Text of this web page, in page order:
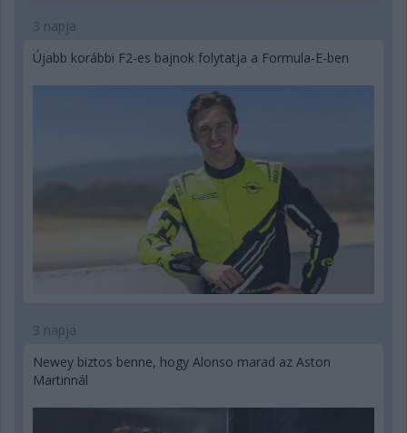
3 napja
Újabb korábbi F2-es bajnok folytatja a Formula-E-ben
3 napja
Newey biztos benne, hogy Alonso marad az Aston
Martinnál